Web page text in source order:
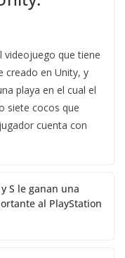
videojuego que tiene
creado en Unity, y
playa en el cual el
siete cocos que
cuenta con
S le ganan una
al PlayStation